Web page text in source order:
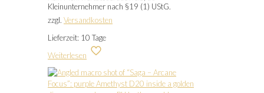
Kleinunternehmer nach §19 (1) UStG.
zzgl. Versandkosten
Lieferzeit: 10 Tage
Weiterlesen